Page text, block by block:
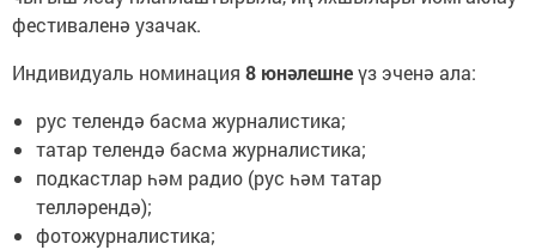
фестиваленә узачак.
Индивидуаль номинация 8 юнәлешнеүз эченә ала:
рус телендә басма журналистика;
татар телендә басма журналистика;
подкастлар һәм радио (рус һәм татар
телләрендә);
фотожурналистика;